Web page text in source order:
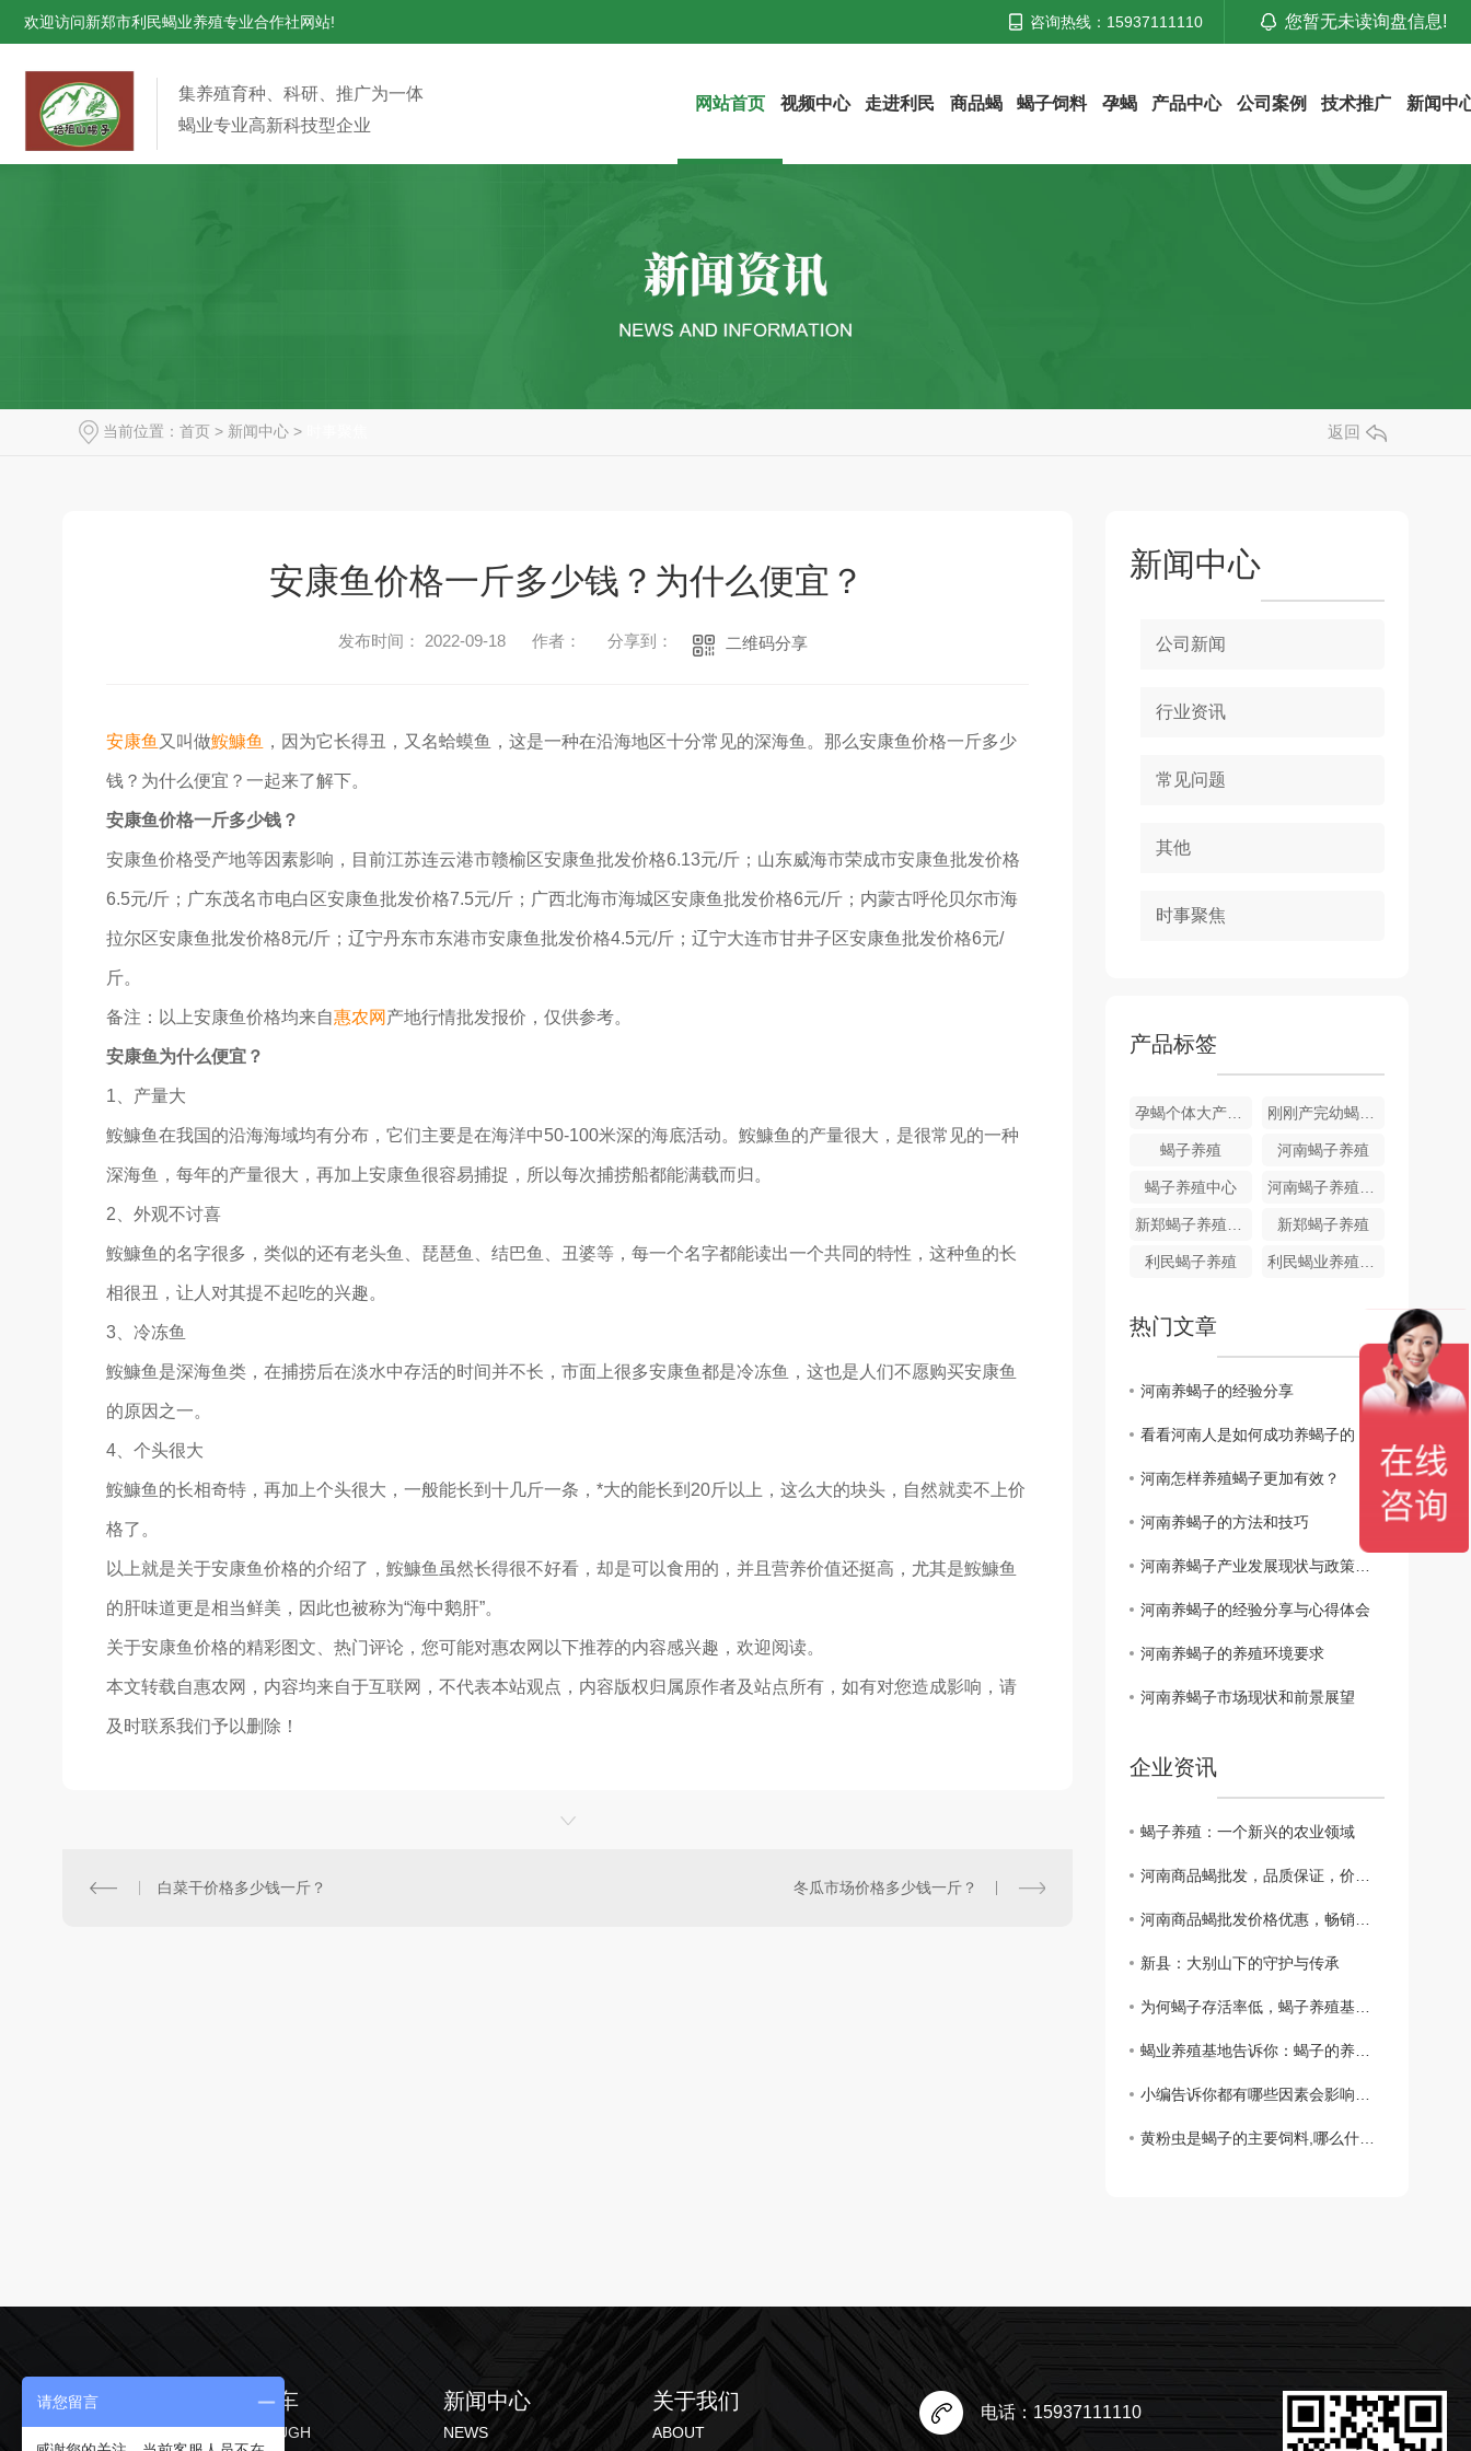
欢迎访问新郑市利民蝎业养殖专业合作社网站! 咨询热线：15937111110 您暂无未读询盘信息!
集养殖育种、科研、推广为一体
蝎业专业高新科技型企业
网站首页 视频中心 走进利民 商品蝎 蝎子饲料 孕蝎 产品中心 公司案例 技术推广 新闻中
当前位置： 首页 > 新闻中心 > 返回
安康鱼价格一斤多少钱？为什么便宜？
发布时间： 2022-09-18 作者： 分享到： 二维码分享
安康鱼 又叫做鮟鱇鱼 ，因为它长得丑，又名蛤蟆鱼，这是一种在沿海地区十分常见的深海鱼。那么安康鱼价格一斤多少
钱？为什么便宜？一起来了解下。
安康鱼价格一斤多少钱？
安康鱼价格受产地等因素影响，目前江苏连云港市赣榆区安康鱼批发价格6.13元/斤；山东威海市荣成市安康鱼批发价格
6.5元/斤；广东茂名市电白区安康鱼批发价格7.5元/斤；广西北海市海城区安康鱼批发价格6元/斤；内蒙古呼伦贝尔市海
拉尔区安康鱼批发价格8元/斤；辽宁丹东市东港市安康鱼批发价格4.5元/斤；辽宁大连市甘井子区安康鱼批发价格6元/
斤。
备注：以上安康鱼价格均来自惠农网 产地行情批发报价，仅供参考。
安康鱼为什么便宜？
1、产量大
鮟鱇鱼在我国的沿海海域均有分布，它们主要是在海洋中50-100米深的海底活动。鮟鱇鱼的产量很大，是很常见的一种
深海鱼，每年的产量很大，再加上安康鱼很容易捕捉，所以每次捕捞船都能满载而归。
2、外观不讨喜
鮟鱇鱼的名字很多，类似的还有老头鱼、琵琶鱼、结巴鱼、丑婆等，每一个名字都能读出一个共同的特性，这种鱼的长
相很丑，让人对其提不起吃的兴趣。
3、冷冻鱼
鮟鱇鱼是深海鱼类，在捕捞后在淡水中存活的时间并不长，市面上很多安康鱼都是冷冻鱼，这也是人们不愿购买安康鱼
的原因之一。
4、个头很大
鮟鱇鱼的长相奇特，再加上个头很大，一般能长到十几斤一条，*大的能长到20斤以上，这么大的块头，自然就卖不上价
格了。
以上就是关于安康鱼价格的介绍了，鮟鱇鱼虽然长得很不好看，却是可以食用的，并且营养价值还挺高，尤其是鮟鱇鱼
的肝味道更是相当鲜美，因此也被称为“海中鹅肝”。
关于安康鱼价格的精彩图文、热门评论，您可能对惠农网以下推荐的内容感兴趣，欢迎阅读。
本文转载自惠农网，内容均来自于互联网，不代表本站观点，内容版权归属原作者及站点所有，如有对您造成影响，请
及时联系我们予以删除！
白菜干价格多少钱一斤？ 冬瓜市场价格多少钱一斤？
新闻中心
公司新闻
行业资讯
常见问题
其他
时事聚焦
产品标签
孕蝎个体大产仔多易饲养 刚刚产完幼蝎的孕蝎
蝎子养殖 河南蝎子养殖
蝎子养殖中心 河南蝎子养殖中心
新郑蝎子养殖厂家 新郑蝎子养殖
利民蝎子养殖 利民蝎业养殖专业合作社
热门文章
河南养蝎子的经验分享
看看河南人是如何成功养蝎子的
河南怎样养殖蝎子更加有效？
河南养蝎子的方法和技巧
河南养蝎子产业发展现状与政策解读
河南养蝎子的经验分享与心得体会
河南养蝎子的养殖环境要求
河南养蝎子市场现状和前景展望
企业资讯
蝎子养殖：一个新兴的农业领域
河南商品蝎批发，品质保证，价格实惠！
河南商品蝎批发价格优惠，畅销全国！
新县：大别山下的守护与传承
为何蝎子存活率低，蝎子养殖基地告诉你
蝎业养殖基地告诉你：蝎子的养殖步骤
小编告诉你都有哪些因素会影响到孕蝎出现流产和死胎
黄粉虫是蝎子的主要饲料,哪么什么是黄粉虫主要的食物呢？
产品中心
PRODUCT
直通车
THROUGH
新闻中心
NEWS
关于我们
ABOUT
电话：15937111110
请您留言